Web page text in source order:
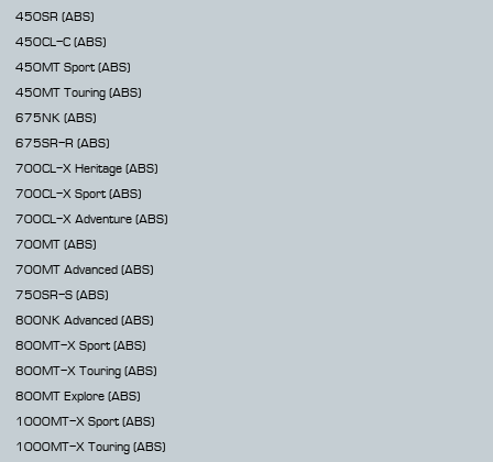
450SR (ABS)
450CL-C (ABS)
450MT Sport (ABS)
450MT Touring (ABS)
675NK (ABS)
675SR-R (ABS)
700CL-X Heritage (ABS)
700CL-X Sport (ABS)
700CL-X Adventure (ABS)
700MT (ABS)
700MT Advanced (ABS)
750SR-S (ABS)
800NK Advanced (ABS)
800MT-X Sport (ABS)
800MT-X Touring (ABS)
800MT Explore (ABS)
1000MT-X Sport (ABS)
1000MT-X Touring (ABS)